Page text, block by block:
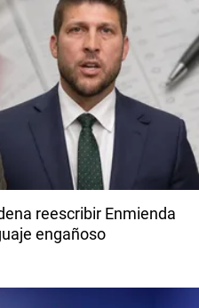
reescribir Enmienda
engañoso